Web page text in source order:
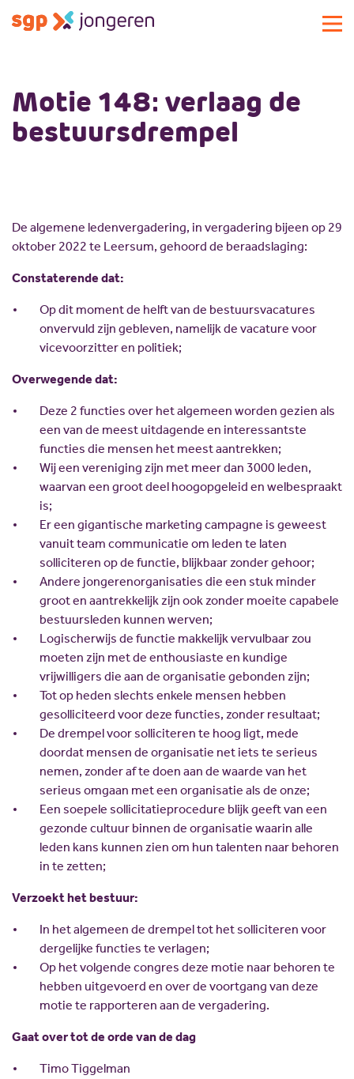
Activiteiten
Standpunten
Lid worden
Sponsoren
Magazines
Vacatures
Nieuw politiek talent
Gastlessen
Activiteitenkalender
Spreekbeurtpakket
JV Pakket
Over SGP-jongeren
Bestuur
Missie en visie
Geschiedenis
Partners
ANBI
Vrijwilligersplatform
Motie 148: verlaag de
bestuursdrempel
De algemene ledenvergadering, in vergadering bijeen op 29
oktober 2022 te Leersum, gehoord de beraadslaging:
Constaterende dat:
Op dit moment de helft van de bestuursvacatures
onvervuld zijn gebleven, namelijk de vacature voor
vicevoorzitter en politiek;
Overwegende dat:
Deze 2 functies over het algemeen worden gezien als
een van de meest uitdagende en interessantste
functies die mensen het meest aantrekken;
Wij een vereniging zijn met meer dan 3000 leden,
waarvan een groot deel hoogopgeleid en welbespraakt
is;
Er een gigantische marketing campagne is geweest
vanuit team communicatie om leden te laten
solliciteren op de functie, blijkbaar zonder gehoor;
Andere jongerenorganisaties die een stuk minder
groot en aantrekkelijk zijn ook zonder moeite capabele
bestuursleden kunnen werven;
Logischerwijs de functie makkelijk vervulbaar zou
moeten zijn met de enthousiaste en kundige
vrijwilligers die aan de organisatie gebonden zijn;
Tot op heden slechts enkele mensen hebben
gesolliciteerd voor deze functies, zonder resultaat;
De drempel voor solliciteren te hoog ligt, mede
doordat mensen de organisatie net iets te serieus
nemen, zonder af te doen aan de waarde van het
serieus omgaan met een organisatie als de onze;
Een soepele sollicitatieprocedure blijk geeft van een
gezonde cultuur binnen de organisatie waarin alle
leden kans kunnen zien om hun talenten naar behoren
in te zetten;
Verzoekt het bestuur:
In het algemeen de drempel tot het solliciteren voor
dergelijke functies te verlagen;
Op het volgende congres deze motie naar behoren te
hebben uitgevoerd en over de voortgang van deze
motie te rapporteren aan de vergadering.
Gaat over tot de orde van de dag
Timo Tiggelman